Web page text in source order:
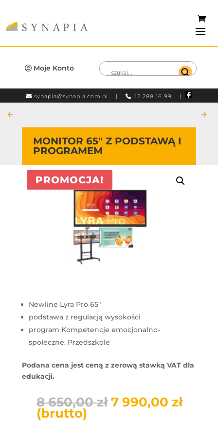
Moje Konto
synapia@synapia.com.pl | 42 288 16 99 |
← →
MONITOR 65″ Z PODSTAWĄ I
PROGRAMEM
PROMOCJA!
Newline Lyra Pro 65"
podstawa z regulacją wysokości
program Kompetencje emocjonalno-
społeczne. Przedszkole
Podana cena jest ceną z zerową stawką VAT dla
edukacji.
8 650,00zł Pierwotna
7 990,00 zł
(brutto)